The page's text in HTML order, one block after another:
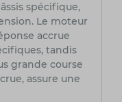
spécifique,
Le moteur
accrue
tandis
grande course
assure une